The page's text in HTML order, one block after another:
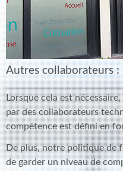
Autres collaborateurs :
Lorsque cela est
par des collaborateurs
compétence est défini en
De plus, notre politique de
de garder un niveau de